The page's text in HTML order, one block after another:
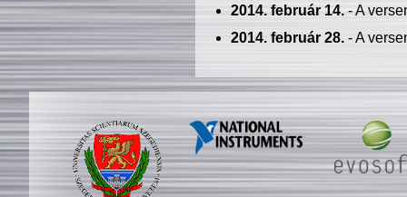
2014. február 14.- A
2014. február 28.- A